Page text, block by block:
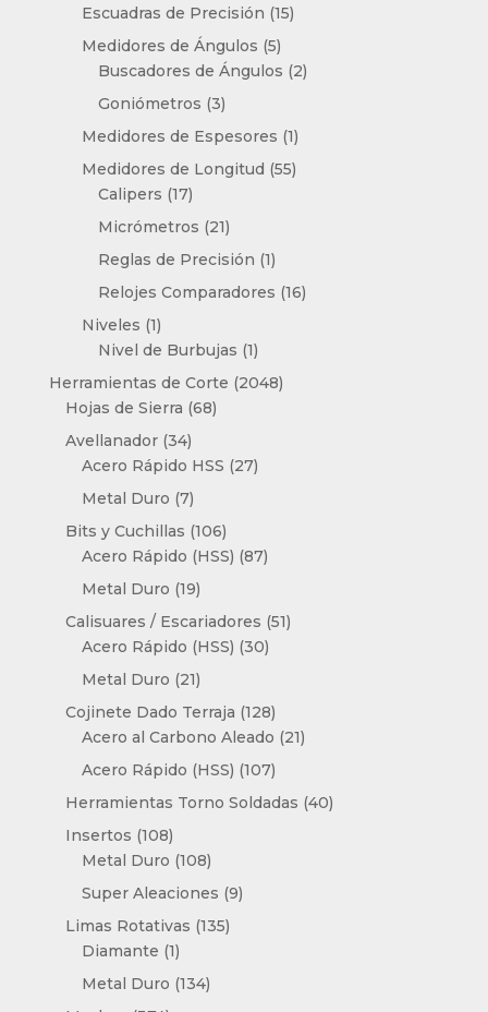
Escuadras de Precisión 1515
Medidores de Ángulos 55
productos
Buscadores de Ángulos 22
Goniómetros 33
productos
Medidores de Espesores 11
producto
Medidores de Longitud 5555
Calipers 1717
productos
Micrómetros 2121
productos
Reglas de Precisión 11
producto
Relojes Comparadores 1616
Niveles 11
producto
Nivel de Burbujas 11
producto
Herramientas de Corte 20482048
Hojas de Sierra 6868
Avellanador 3434
productos
Acero Rápido HSS 2727
Metal Duro 77
productos
Bits y Cuchillas 106106
productos
Acero Rápido (HSS) 8787
Metal Duro 1919
productos
Calisuares / Escariadores 5151
Acero Rápido (HSS) 3030
Metal Duro 2121
productos
Cojinete Dado Terraja 128128
productos
Acero al Carbono Aleado 2121
Acero Rápido (HSS) 107107
productos
Herramientas Torno Soldadas 4040
Insertos 108108
productos
Metal Duro 108108
productos
Super Aleaciones 99
Limas Rotativas 135135
Diamante 11
producto
Metal Duro 134134